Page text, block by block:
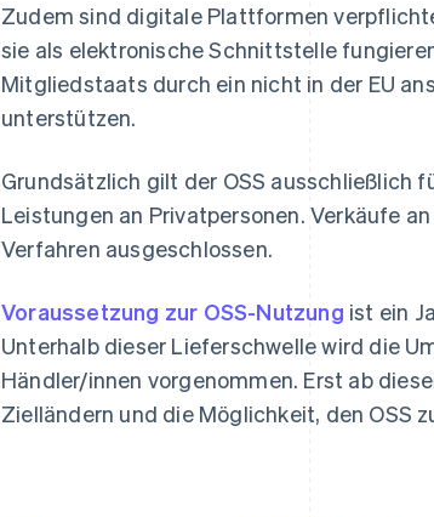
Zudem sind digitale Plattformen
sie als elektronische Schnittstelle
Mitgliedstaats durch ein nicht in der EU
unterstützen.
Grundsätzlich gilt der OSS ausschließlich
Leistungen an Privatpersonen. Verkäufe
Verfahren ausgeschlossen.
Voraussetzung zur OSS-Nutzung ist ein
Unterhalb dieser Lieferschwelle wird die
Händler/innen vorgenommen. Erst ab
Zielländern und die Möglichkeit, den OSS